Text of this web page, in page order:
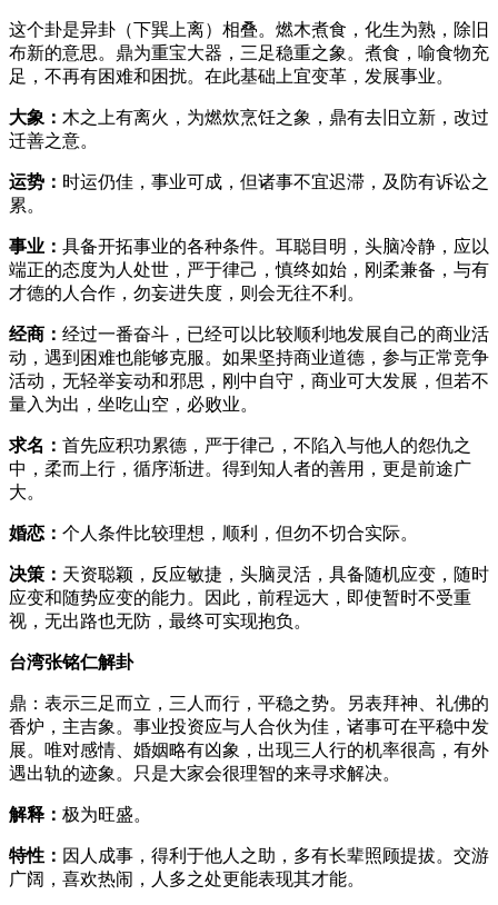
这个卦是异卦（下巽上离）相叠。燃木煮食，化生为熟，除旧
布新的意思。鼎为重宝大器，三足稳重之象。煮食，喻食物充
足，不再有困难和困扰。在此基础上宜变革，发展事业。
大象： 木之上有离火，为燃炊烹饪之象，鼎有去旧立新，改过
迁善之意。
运势： 时运仍佳，事业可成，但诸事不宜迟滞，及防有诉讼之
累。
事业： 具备开拓事业的各种条件。耳聪目明，头脑冷静，应以
端正的态度为人处世，严于律己，慎终如始，刚柔兼备，与有
才德的人合作，勿妄进失度，则会无往不利。
经商： 经过一番奋斗，已经可以比较顺利地发展自己的商业活
动，遇到困难也能够克服。如果坚持商业道德，参与正常竞争
活动，无轻举妄动和邪思，刚中自守，商业可大发展，但若不
量入为出，坐吃山空，必败业。
求名： 首先应积功累德，严于律己，不陷入与他人的怨仇之
中，柔而上行，循序渐进。得到知人者的善用，更是前途广
大。
婚恋： 个人条件比较理想，顺利，但勿不切合实际。
决策： 天资聪颖，反应敏捷，头脑灵活，具备随机应变，随时
应变和随势应变的能力。因此，前程远大，即使暂时不受重
视，无出路也无防，最终可实现抱负。
台湾张铭仁解卦
鼎：表示三足而立，三人而行，平稳之势。另表拜神、礼佛的
香炉，主吉象。事业投资应与人合伙为佳，诸事可在平稳中发
展。唯对感情、婚姻略有凶象，出现三人行的机率很高，有外
遇出轨的迹象。只是大家会很理智的来寻求解决。
解释： 极为旺盛。
特性： 因人成事，得利于他人之助，多有长辈照顾提拔。交游
广阔，喜欢热闹，人多之处更能表现其才能。